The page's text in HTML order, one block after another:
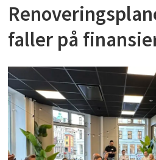
faller på